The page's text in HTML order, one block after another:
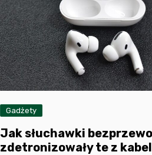
Gadżety
Jak słuchawki
zdetronizowały te z